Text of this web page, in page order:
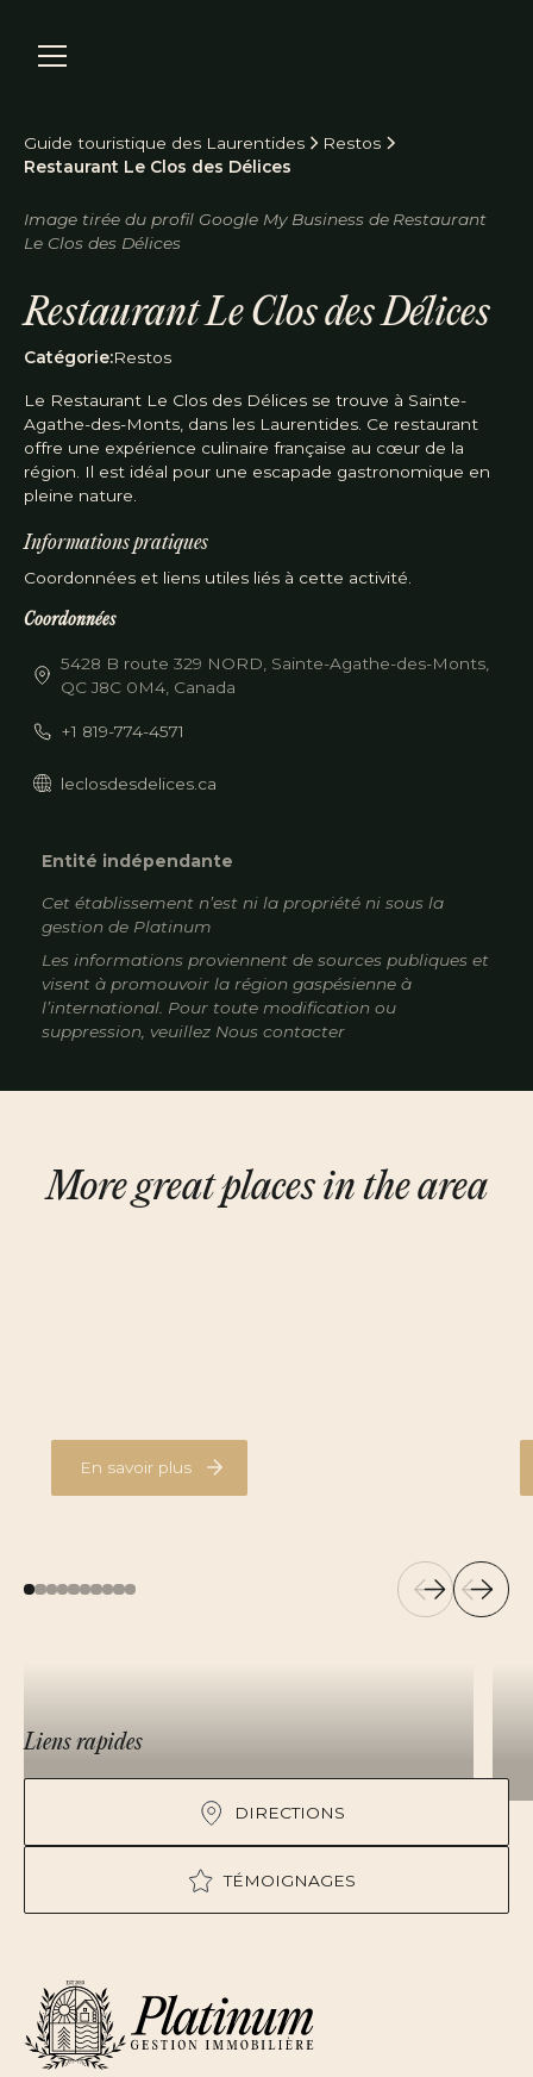
Guide touristique des Laurentides
Restos
Restaurant Le Clos des Délices
Image tirée du profil Google My Business de Restaurant
Le Clos des Délices
Restaurant Le Clos des Délices
Catégorie:Restos
Le Restaurant Le Clos des Délices se trouve à Sainte-
Agathe-des-Monts, dans les Laurentides. Ce restaurant
offre une expérience culinaire française au cœur de la
région. Il est idéal pour une escapade gastronomique en
pleine nature.
Informations pratiques
Coordonnées et liens utiles liés à cette activité.
Coordonnées
5428 B route 329 NORD, Sainte-Agathe-des-Monts,
QC J8C 0M4, Canada
+1 819-774-4571
leclosdesdelices.ca
Entité indépendante
Cet établissement n’est ni la propriété ni sous la
gestion de Platinum
Les informations proviennent de sources publiques et
visent à promouvoir la région gaspésienne à
l’international. Pour toute modification ou
suppression, veuillez Nous contacter
More great places in the area
En savoir plus
Liens rapides
DIRECTIONS
TÉMOIGNAGES